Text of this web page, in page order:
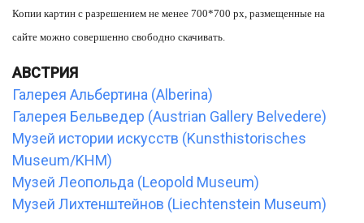
Копии картин с разрешением не менее 700*700 px, размещенные на
сайте можно совершенно свободно скачивать.
АВСТРИЯ
Галерея Альбертина (Alberina)
Галерея Бельведер (Austrian Gallery Belvedere)
Музей истории искусств (Kunsthistorisches
Museum/KHM)
Музей Леопольда (Leopold Museum)
Музей Лихтенштейнов (Liechtenstein Museum)